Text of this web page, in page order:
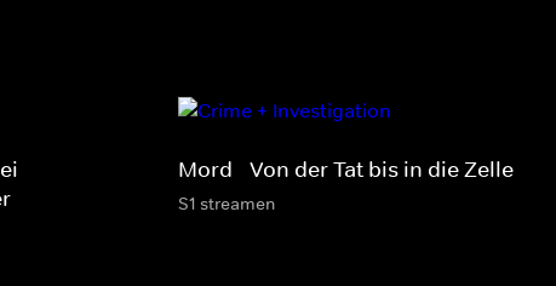
Mord - Von der Tat bis in die Zelle
S1 streamen